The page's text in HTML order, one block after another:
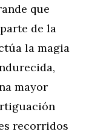
que
de la
la magia
mayor
recorridos